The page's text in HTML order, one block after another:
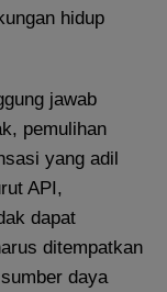
hidup
jawab
pemulihan
yang adil
API,
dapat
ditempatkan
daya